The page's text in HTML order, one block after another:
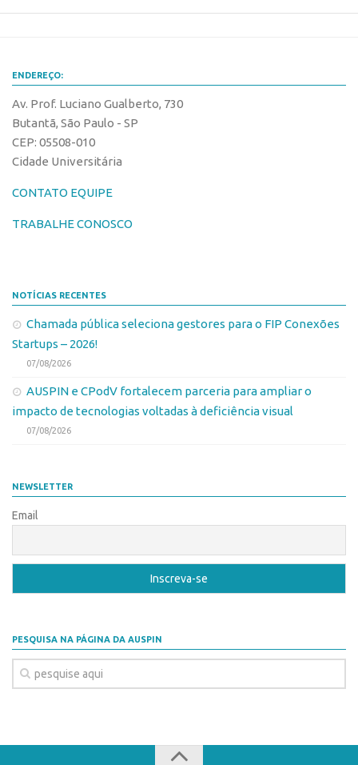
Conexão USP
Inteligência Competitiva
Showroom de Tecnologias
Jornada Empreendedora
Bolsas
Prêmio USP de Empreendedorismo
Entidades
Pesquisa
EMBRAPIIs
CEPIDs
INCTs
SGE
Fala Inovação (Webinar)
ENDEREÇO:
Av. Prof. Luciano Gualberto, 730
Butantã, São Paulo - SP
CEP: 05508-010
Cidade Universitária
CONTATO EQUIPE
TRABALHE CONOSCO
NOTÍCIAS RECENTES
Chamada pública seleciona gestores para o FIP Conexões
Startups – 2026!
07/08/2026
AUSPIN e CPodV fortalecem parceria para ampliar o
impacto de tecnologias voltadas à deficiência visual
07/08/2026
NEWSLETTER
Email
PESQUISA NA PÁGINA DA AUSPIN